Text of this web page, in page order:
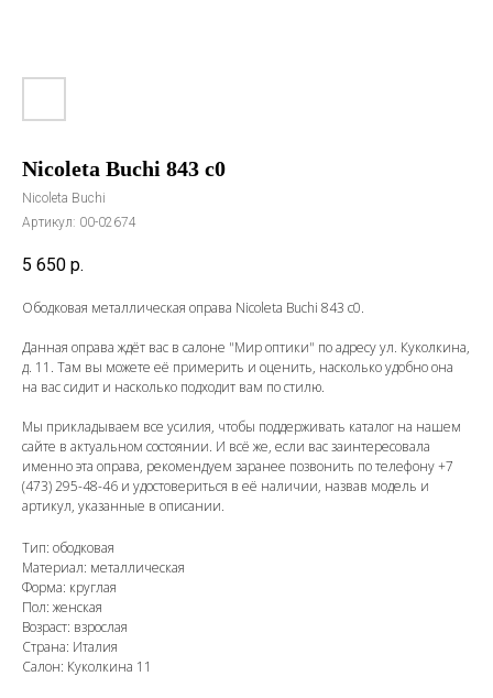
Nicoleta Buchi 843 c0
Nicoleta Buchi
Артикул: 00-02674
5 650 р.
Ободковая металлическая оправа Nicoleta Buchi 843 c0.
Данная оправа ждёт вас в салоне "Мир оптики" по адресу ул. Куколкина,
д. 11. Там вы можете её примерить и оценить, насколько удобно она
на вас сидит и насколько подходит вам по стилю.
Мы прикладываем все усилия, чтобы поддерживать каталог на нашем
сайте в актуальном состоянии. И всё же, если вас заинтересовала
именно эта оправа, рекомендуем заранее позвонить по телефону+7
(473) 295-48-46 и удостовериться в её наличии, назвав модель и
артикул, указанные в описании.
Тип: ободковая
Материал: металлическая
Форма: круглая
Пол: женская
Возраст: взрослая
Страна: Италия
Салон: Куколкина 11